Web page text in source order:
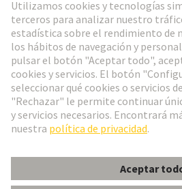
Ir al registro
Portugal Español
© Grupo Tecnológico HARTING